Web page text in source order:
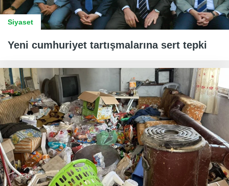
Siyaset
Yeni cumhuriyet tartışmalarına sert tepki